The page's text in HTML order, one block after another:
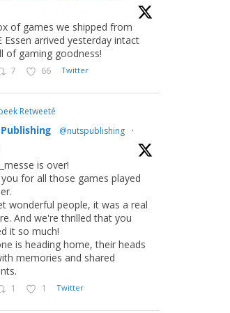
of games we shipped from
Essen arrived yesterday intact
of gaming goodness!
7 66 Twitter
Retweeté
@nutspublishing
·
is over!
for all those games played
wonderful people, it was a real
And we're thrilled that you
it so much!
is heading home, their heads
memories and shared
1 1 Twitter